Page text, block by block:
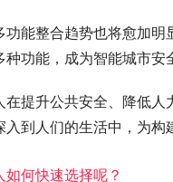
能整合趋势也将愈加
功能，成为智能城市安
提升公共安全、降低
到人们的生活中，为构
何快速选择呢？